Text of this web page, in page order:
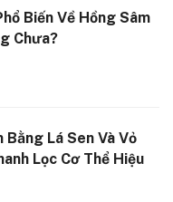
Biến Về Hồng Sâm
Chưa?
Bằng Lá Sen Và Vỏ
Lọc Cơ Thể Hiệu